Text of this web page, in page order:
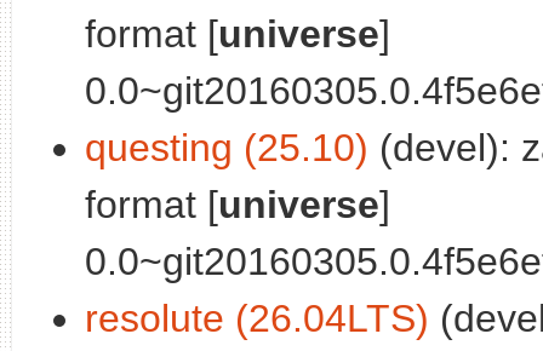
format [universe]
questing (25.10) (devel):
format [universe]
resolute (26.04LTS)